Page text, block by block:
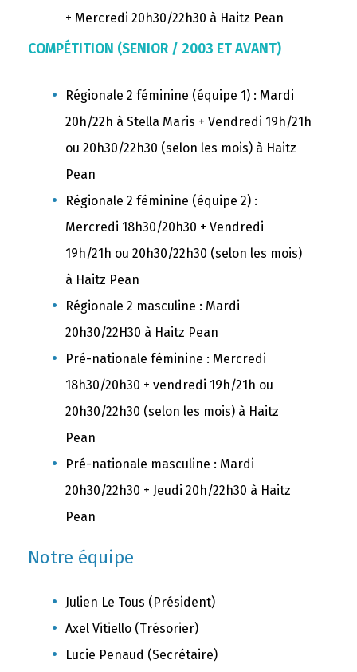
+ Mercredi 20h30/22h30 à Haitz Pean
COMPÉTITION (SENIOR / 2003 ET AVANT)
Régionale 2 féminine (équipe 1) : Mardi
20h/22h à Stella Maris + Vendredi 19h/21h
ou 20h30/22h30 (selon les mois) à Haitz
Pean
Régionale 2 féminine (équipe 2) :
Mercredi 18h30/20h30 + Vendredi
19h/21h ou 20h30/22h30 (selon les mois)
à Haitz Pean
Régionale 2 masculine : Mardi
20h30/22H30 à Haitz Pean
Pré-nationale féminine : Mercredi
18h30/20h30 + vendredi 19h/21h ou
20h30/22h30 (selon les mois) à Haitz
Pean
Pré-nationale masculine : Mardi
20h30/22h30 + Jeudi 20h/22h30 à Haitz
Pean
Notre équipe
Julien Le Tous (Président)
Axel Vitiello (Trésorier)
Lucie Penaud (Secrétaire)